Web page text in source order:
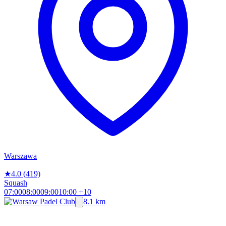
Warszawa
★4.0 (419)
Squash
07:0008:0009:0010:00 +10
8.1 km